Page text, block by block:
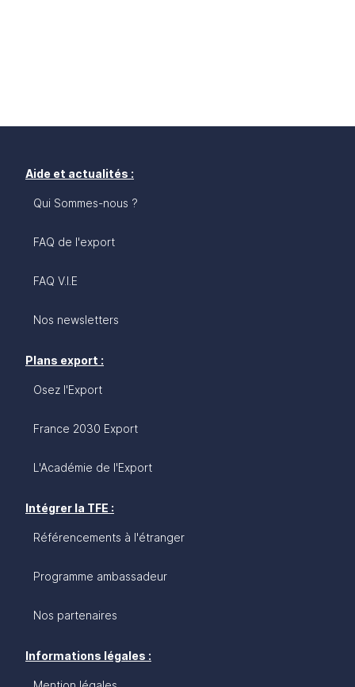
Aide et actualités :
Qui Sommes-nous ?
FAQ de l'export
FAQ V.I.E
Nos newsletters
Plans export :
Osez l'Export
France 2030 Export
L'Académie de l'Export
Intégrer la TFE :
Référencements à l'étranger
Programme ambassadeur
Nos partenaires
Informations légales :